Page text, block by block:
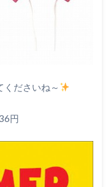
くださいね～
円